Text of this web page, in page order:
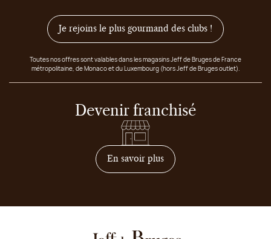
Je rejoins le plus gourmand des clubs !
Toutes nos offres sont valables dans les magasins Jeff de Bruges de France
métropolitaine, de Monaco et du Luxembourg (hors Jeff de Bruges outlet).
Devenir franchisé
En savoir plussur comment devenir